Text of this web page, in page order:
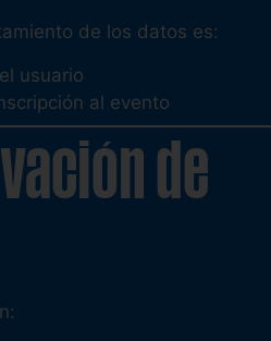
de los datos es:
usuario
al evento
de